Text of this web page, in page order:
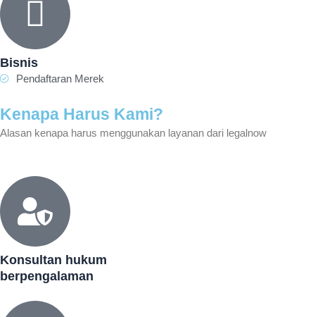
Bisnis
Pendaftaran Merek
Kenapa Harus Kami?
Alasan kenapa harus menggunakan layanan dari legalnow
Konsultan hukum
berpengalaman